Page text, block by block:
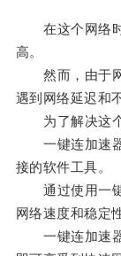
在这个网络时
高。
然而，由于网
遇到网络延迟和
为了解决这个
一键连加速器
接的软件工具。
通过使用一键
网络速度和稳定
一键连加速器